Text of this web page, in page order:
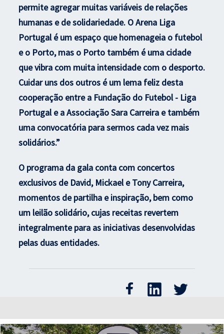
permite agregar muitas variáveis de relações
humanas e de solidariedade. O Arena Liga
Portugal é um espaço que homenageia o futebol
e o Porto, mas o Porto também é uma cidade
que vibra com muita intensidade com o desporto.
Cuidar uns dos outros é um lema feliz desta
cooperação entre a Fundação do Futebol - Liga
Portugal e a Associação Sara Carreira e também
uma convocatória para sermos cada vez mais
solidários.”
O programa da gala conta com concertos
exclusivos de David, Mickael e Tony Carreira,
momentos de partilha e inspiração, bem como
um leilão solidário, cujas receitas revertem
integralmente para as iniciativas desenvolvidas
pelas duas entidades.